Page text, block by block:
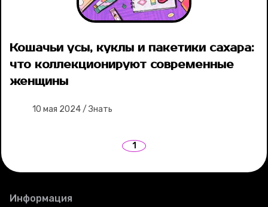
Соцсети
Кошачьи усы, куклы и пакетики сахара:
что коллекционируют современные
женщины
10 мая 2024/ Знать
1
Информация